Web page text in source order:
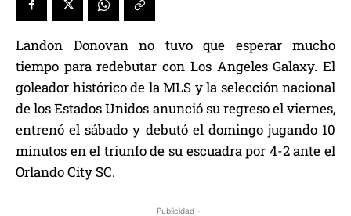
Landon Donovan no tuvo que esperar mucho
tiempo para redebutar con Los Angeles Galaxy. El
goleador histórico de la MLS y la selección nacional
de los Estados Unidos anunció su regreso el viernes,
entrenó el sábado y debutó el domingo jugando 10
minutos en el triunfo de su escuadra por 4-2 ante el
Orlando City SC.
- Publicidad -